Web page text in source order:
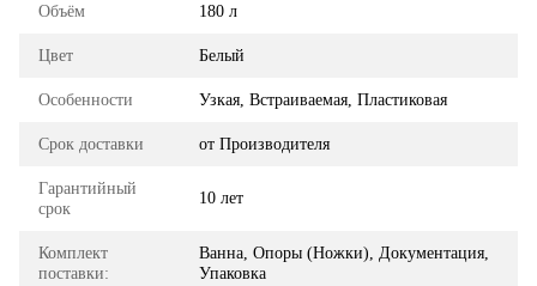
Объём 180 л
Цвет Белый
Особенности Узкая, Встраиваемая, Пластиковая
Срок доставки от Производителя
Гарантийный
срок
10 лет
Комплект
поставки:
Ванна, Опоры (Ножки), Документация,
Упаковка